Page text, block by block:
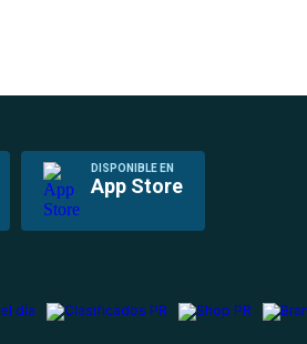
DISPONIBLE EN
App Store